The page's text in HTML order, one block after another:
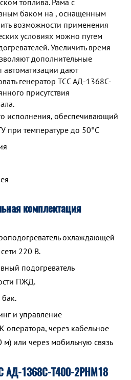
топлива. Рама с
баком на , оснащенным
возможности применения
условиях можно путем
Увеличить время
дополнительные
автоматизации дают
генератор TCC АД-1368С-
присутствия
исполнения, обеспечивающий
при температуре до 50°С
комплектация
охлаждающей
220 В.
подогреватель
ПЖД.
и управление
оператора, через кабельное
или через мобильную связь
АД-1368С-Т400-2РНМ18